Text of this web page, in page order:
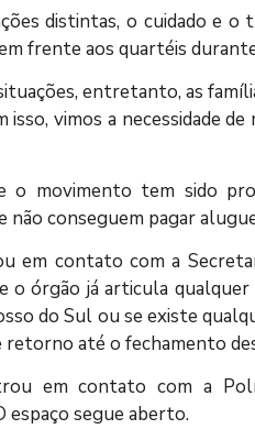
distintas, o cuidado e
frente aos quartéis
entretanto, as
vimos a necessidade
o movimento tem sido
não conseguem pagar
contato com a
o órgão já articula
do Sul ou se existe
até o fechamento
em contato com a
espaço segue aberto.